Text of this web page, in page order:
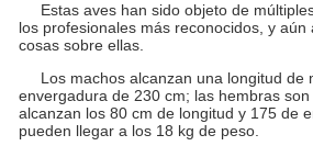
Estas aves han sido objeto de
los profesionales más reconocidos, y
cosas sobre ellas.
Los machos alcanzan una longitud de
envergadura de 230 cm; las hembras
alcanzan los 80 cm de longitud y 175 de
pueden llegar a los 18 kg de peso.